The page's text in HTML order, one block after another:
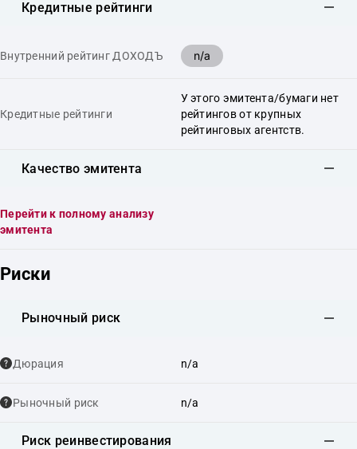
Кредитные рейтинги
Внутренний рейтинг ДОХОДЪ n/a
Кредитные рейтинги
У этого эмитента/бумаги нет
рейтингов от крупных
рейтинговых агентств.
Качество эмитента
Перейти к полному анализу
эмитента
Риски
Рыночный риск
Дюрация n/a
Рыночный риск n/a
Риск реинвестирования